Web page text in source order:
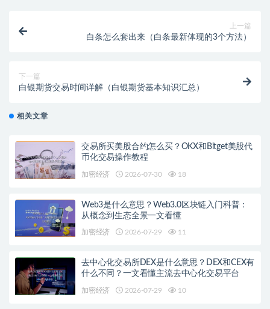
上一篇
白条怎么套出来（白条最新体现的3个方法）
下一篇
白银期货交易时间详解（白银期货基本知识汇总）
相关文章
交易所买美股合约怎么买？OKX和Bitget美股代
币化交易操作教程
加密经济 2026-07-30 18
Web3是什么意思？Web3.0区块链入门科普：
从概念到生态全景一文看懂
加密经济 2026-07-29 11
去中心化交易所DEX是什么意思？DEX和CEX有
什么不同？一文看懂主流去中心化交易平台
加密经济 2026-07-29 10